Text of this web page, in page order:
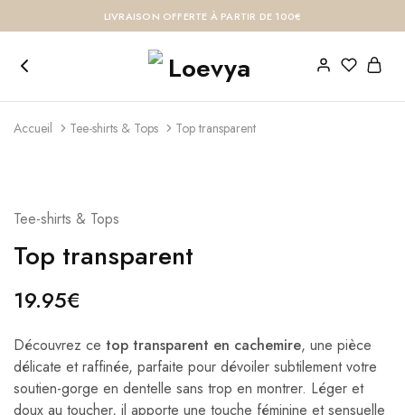
LIVRAISON OFFERTE À PARTIR DE 100€
Accueil Tee-shirts & Tops Top transparent
Tee-shirts & Tops
Top transparent
19.95€
Découvrez ce top transparent en cachemire, une pièce
délicate et raffinée, parfaite pour dévoiler subtilement votre
soutien-gorge en dentelle sans trop en montrer. Léger et
doux au toucher, il apporte une touche féminine et sensuelle